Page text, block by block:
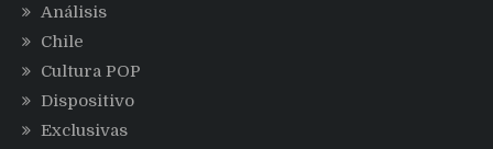
Análisis
Chile
Cultura POP
Dispositivo
Exclusivas